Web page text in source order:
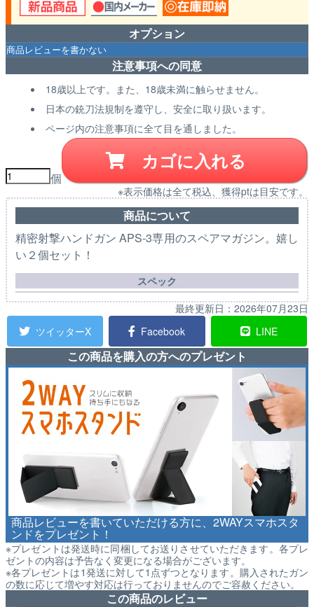
オプション
注意事項への同意
18歳以上です。また、18歳未満に触らせません。
日本の銃刀法規制を遵守し、安全に取り扱います。
ページ内の注意事項に全て目を通しました。
個
カゴに入れる
※表示価格は全て税込、獲得ptは目安です。
商品について
精密射撃ハンドガン APS-3専用のスペアマガジン。嬉し
い２個セット！
スペック
最終更新日： 2026年07月23日
ツイッターX
Facebook LINE
この商品を購入の方へのプレゼント
商品レビューを書いていただける方に、2WAYスマホスタ
ンドをプレゼント！
※プレゼントは発送時に同梱してお送りさせていただきます。各プレ
ゼントの内容は予告なく変更になる場合がございます。
※各プレゼントは1発送に対して1点ずつとなります。購入されたガン
の数に応じて増やす対応は行っておりませんのでご容赦ください。
この商品のレビュー